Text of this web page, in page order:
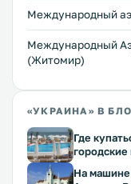
Международный
Международный
(Житомир)
«УКРАИНА» В
Где
На машине